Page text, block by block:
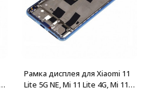
Рамка дисплея для Xiaomi 11
Lite 5G NE, Mi 11 Lite 4G, Mi 11